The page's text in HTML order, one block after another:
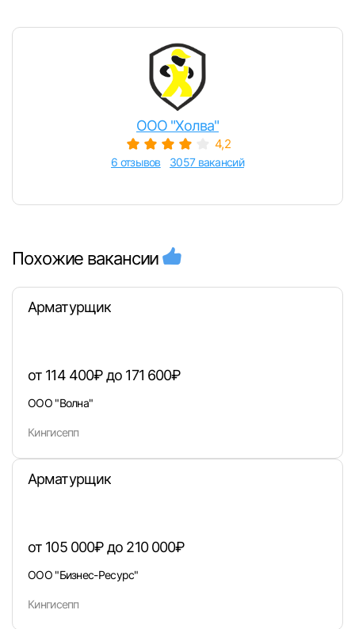
ООО "Холва"
4,2
6 отзывов 3057 вакансий
Похожие вакансии
Арматурщик
от 114 400₽ до 171 600₽
ООО "Волна"
Кингисепп
Арматурщик
от 105 000₽ до 210 000₽
ООО "Бизнес-Ресурс"
Кингисепп